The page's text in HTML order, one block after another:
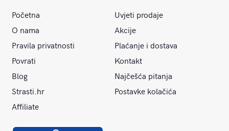
Početna
Uvjeti prodaje
O nama
Akcije
Pravila privatnosti
Plaćanje i dostava
Povrati
Kontakt
Blog
Najčešća pitanja
Strasti.hr
Postavke kolačića
Affiliate